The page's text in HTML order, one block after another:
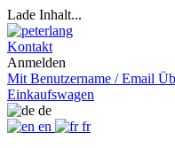
Lade Inhalt...
Kontakt
Anmelden
Mit Benutzername / Email
Einkaufswagen
de
en
fr